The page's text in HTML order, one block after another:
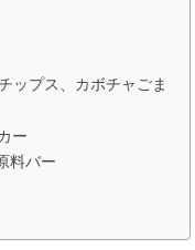
ップス、カボチャごま
ー
料バー